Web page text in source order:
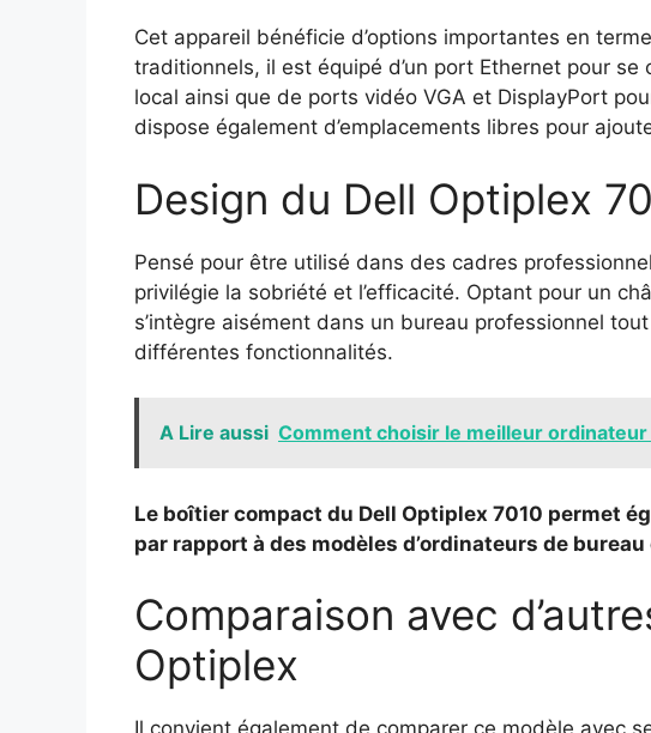
Cet appareil bénéficie d’options importantes en
traditionnels, il est équipé d’un port Ethernet pour
local ainsi que de ports vidéo VGA et DisplayPort
dispose également d’emplacements libres pour
Design du Dell Optiplex
Pensé pour être utilisé dans des cadres
privilégie la sobriété et l’efficacité. Optant pour un
s’intègre aisément dans un bureau professionnel
différentes fonctionnalités.
A Lire aussi Comment choisir le meilleur
Le boîtier compact du Dell Optiplex 7010 permet
par rapport à des modèles d’ordinateurs de
Comparaison avec
Optiplex
Il convient également de comparer ce modèle avec